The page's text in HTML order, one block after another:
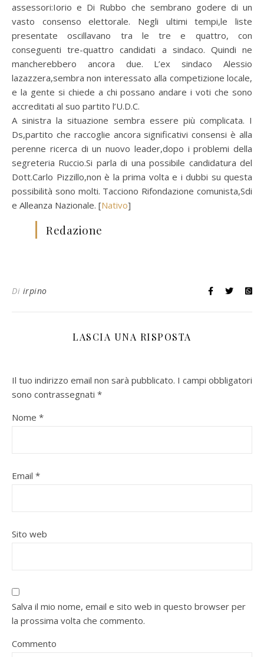
assessori:Iorio e Di Rubbo che sembrano godere di un
vasto consenso elettorale. Negli ultimi tempi,le liste
presentate oscillavano tra le tre e quattro, con
conseguenti tre-quattro candidati a sindaco. Quindi ne
mancherebbero ancora due. L’ex sindaco Alessio
lazazzera,sembra non interessato alla competizione locale,
e la gente si chiede a chi possano andare i voti che sono
accreditati al suo partito l’U.D.C.
A sinistra la situazione sembra essere più complicata. I
Ds,partito che raccoglie ancora significativi consensi è alla
perenne ricerca di un nuovo leader,dopo i problemi della
segreteria Ruccio.Si parla di una possibile candidatura del
Dott.Carlo Pizzillo,non è la prima volta e i dubbi su questa
possibilità sono molti. Tacciono Rifondazione comunista,Sdi
e Alleanza Nazionale. [Nativo]
Redazione
Di irpino
LASCIA UNA RISPOSTA
Il tuo indirizzo email non sarà pubblicato. I campi obbligatori
sono contrassegnati *
Nome *
Email *
Sito web
Salva il mio nome, email e sito web in questo browser per
la prossima volta che commento.
Commento